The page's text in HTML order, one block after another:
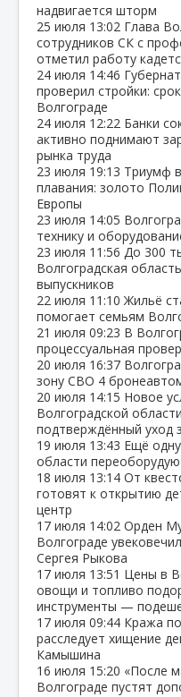
надвигается шторм
25 июля 13:02 Глава
сотрудников СК с
отметил работу
24 июля 14:46
проверил стройки:
Волгограде
24 июля 12:22 Банки
активно поднимают
рынка труда
23 июля 19:13 Триумф
плавания: золото
Европы
23 июля 14:05
технику и
23 июля 11:56 До 300
Волгоградская
выпускников
22 июля 11:10 Жильё
помогает семьям
21 июля 09:23 В
процессуальная
20 июля 16:37
зону СВО 4
20 июля 14:15 Новое
Волгоградской
подтверждённый уход
19 июля 13:43 Ещё
области
18 июля 13:14 От
готовят к открытию
центр
17 июля 14:02 Орден
Волгограде
Сергея Рыкова
17 июля 13:51 Цены в
овощи и топливо
инструменты —
17 июля 09:44 Кража
расследует хищение
Камышина
16 июля 15:20 «После
Волгограде пустят